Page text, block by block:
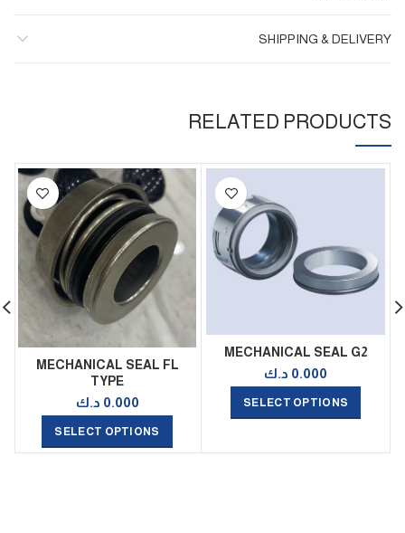
SHIPPING & DELIVERY
RELATED PRODUCTS
MECHANICAL SEAL G2
0.000 د.ك
SELECT OPTIONS
MECHANICAL SEAL FL
TYPE
0.000 د.ك
SELECT OPTIONS